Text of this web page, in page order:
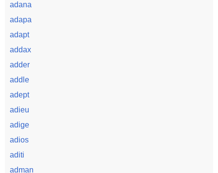
adana
adapa
adapt
addax
adder
addle
adept
adieu
adige
adios
aditi
adman